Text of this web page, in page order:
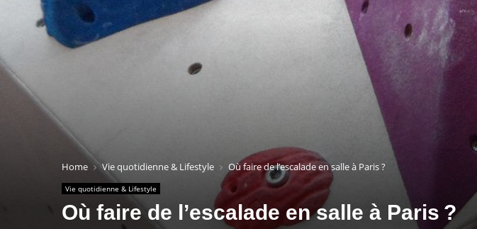
Home Vie quotidienne & Lifestyle Où faire de l’escalade en salle à Paris ?
Vie quotidienne & Lifestyle
Où faire de l’escalade en salle à Paris ?